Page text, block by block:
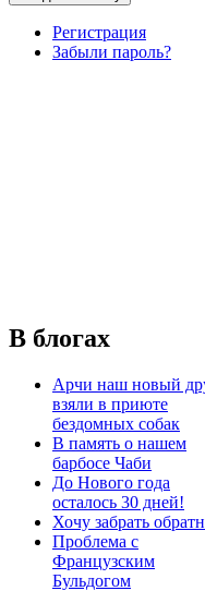
Регистрация
Забыли пароль?
В блогах
Арчи наш новый
взяли в приюте
бездомных собак
В память о нашем
барбосе Чаби
До Нового года
осталось 30 дней!
Хочу забрать
Проблема с
Французским
Бульдогом